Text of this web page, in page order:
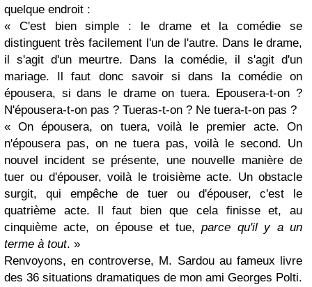
quelque endroit :
« C'est bien simple : le drame et la comédie se
distinguent très facilement l'un de l'autre. Dans le drame,
il s'agit d'un meurtre. Dans la comédie, il s'agit d'un
mariage. Il faut donc savoir si dans la comédie on
épousera, si dans le drame on tuera. Epousera-t-on ?
N'épousera-t-on pas ? Tueras-t-on ? Ne tuera-t-on pas ?
« On épousera, on tuera, voilà le premier acte. On
n'épousera pas, on ne tuera pas, voilà le second. Un
nouvel incident se présente, une nouvelle manière de
tuer ou d'épouser, voilà le troisième acte. Un obstacle
surgit, qui empêche de tuer ou d'épouser, c'est le
quatrième acte. Il faut bien que cela finisse et, au
cinquième acte, on épouse et tue,parce qu'il y a un
terme à tout. »
Renvoyons, en controverse, M. Sardou au fameux livre
des 36 situations dramatiques de mon ami Georges Polti.